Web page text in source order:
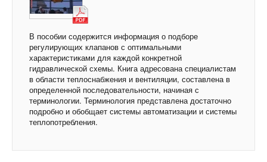
В пособии содержится информация о подборе
регулирующих клапанов с оптимальными
характеристиками для каждой конкретной
гидравлической схемы. Книга адресована специалистам
в области теплоснабжения и вентиляции, составлена в
определенной последовательности, начиная с
терминологии. Терминология представлена достаточно
подробно и обобщает системы автоматизации и системы
теплопотребления.